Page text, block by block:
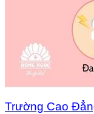
Trường Cao